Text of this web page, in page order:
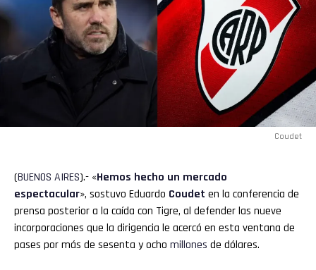
Coudet
(BUENOS AIRES).- «Hemos hecho un mercado
espectacular», sostuvo Eduardo Coudet en la conferencia de
prensa posterior a la caída con Tigre, al defender las nueve
incorporaciones que la dirigencia le acercó en esta ventana de
pases por más de sesenta y ocho millones de dólares.